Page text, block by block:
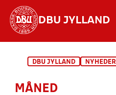
DBU JYLLAND
STILLINGER,
DBU JYLLAND NYHEDER
MÅNED